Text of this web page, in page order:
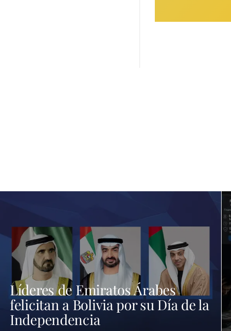
Líderes de Emiratos Árabes
felicitan a Bolivia por su Día de la
Independencia